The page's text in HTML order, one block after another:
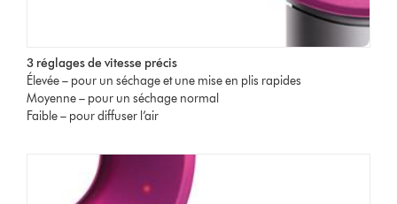
3 réglages de vitesse précis
Élevée – pour un séchage et une mise en plis rapides
Moyenne – pour un séchage normal
Faible – pour diffuser l’air